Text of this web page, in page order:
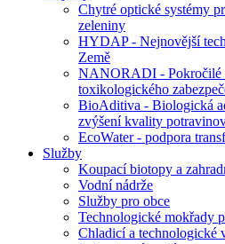
Chytré optické systémy
zeleniny
HYDAP - Nejnovější
Země
NANORADI - Pokročilé
toxikologického
BioAditiva - Biologická
zvýšení kvality
EcoWater - podpora
Služby
Koupací biotopy a
Vodní nádrže
Služby pro obce
Technologické mokřady
Chladicí a technologické